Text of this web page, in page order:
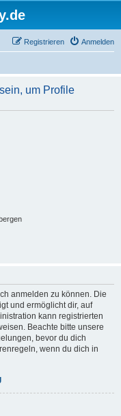
Anmelden
Registrieren
um Profile
anmelden zu können. Die
und ermöglicht dir, auf
kann registrierten
Beachte bitte unsere
bevor du dich
wenn du dich in